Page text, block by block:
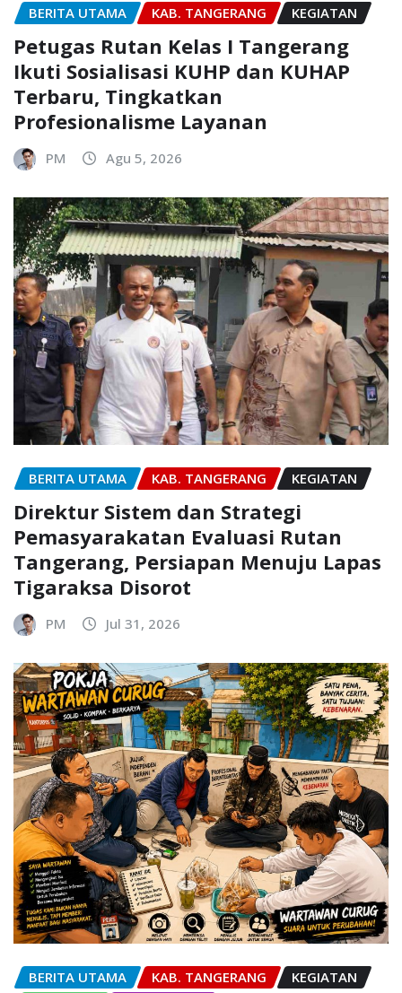
BERITA UTAMA KAB. TANGERANG KEGIATAN
Petugas Rutan Kelas I Tangerang
Ikuti Sosialisasi KUHP dan KUHAP
Terbaru, Tingkatkan
Profesionalisme Layanan
PM Agu 5, 2026
BERITA UTAMA KAB. TANGERANG KEGIATAN
Direktur Sistem dan Strategi
Pemasyarakatan Evaluasi Rutan
Tangerang, Persiapan Menuju Lapas
Tigaraksa Disorot
PM Jul 31, 2026
BERITA UTAMA KAB. TANGERANG
KEGIATAN